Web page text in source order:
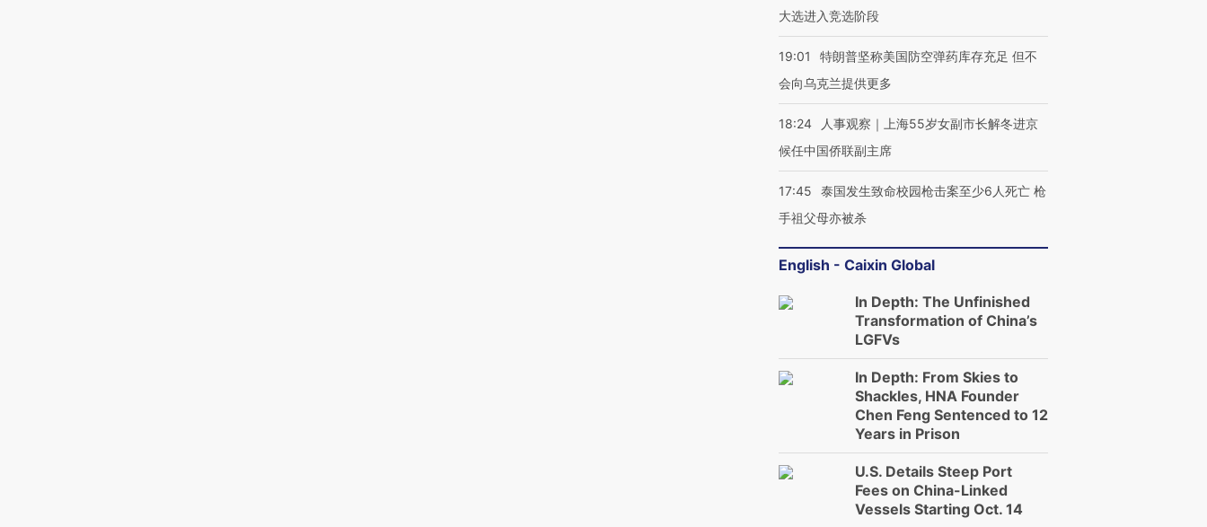
大选进入竞选阶段
19:01
特朗普坚称美国防空弹药库存充足 但不
会向乌克兰提供更多
18:24
人事观察｜上海55岁女副市长解冬进京
候任中国侨联副主席
17:45
泰国发生致命校园枪击案至少6人死亡 枪
手祖父母亦被杀
English - Caixin Global
In Depth: The Unfinished
Transformation of China’s
LGFVs
In Depth: From Skies to
Shackles, HNA Founder
Chen Feng Sentenced to 12
Years in Prison
U.S. Details Steep Port
Fees on China-Linked
Vessels Starting Oct. 14